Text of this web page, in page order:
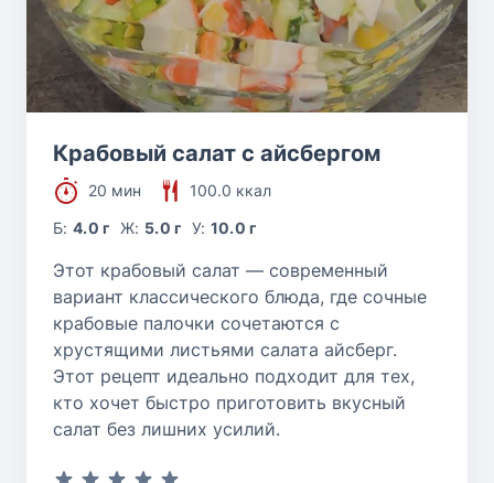
Крабовый салат с айсбергом
20 мин
100.0 ккал
Б:4.0 г Ж: 5.0 г У: 10.0 г
Этот крабовый салат — современный
вариант классического блюда, где сочные
крабовые палочки сочетаются с
хрустящими листьями салата айсберг.
Этот рецепт идеально подходит для тех,
кто хочет быстро приготовить вкусный
салат без лишних усилий.